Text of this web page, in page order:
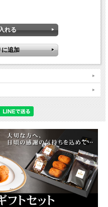
わっと広がります。
肉のコクと上品な甘みがしっかり感じ
らではの濃厚な味わいが広がります。
ミートボールです。